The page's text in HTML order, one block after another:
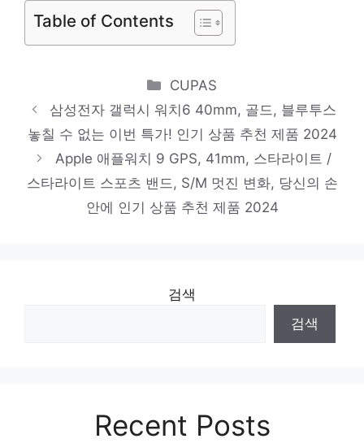
탈 스트랩 풀커버 하드케이스 세트 40 44
지금이 아니면 못 사요! 인기 상품 추천 제품
SPEEDY 15W 고속 무선충전 거치대, 화이트,
1개
제품 2024
DJI 카메라 오즈모 포켓 3
Table of Contents
Categories
CUPAS
삼성전자 갤럭시 워치6 40mm, 골드, 블루투스
놓칠 수 없는 이번 특가! 인기 상품 추천 제품 2024
Apple 애플워치 9 GPS, 41mm, 스타라이트 /
스타라이트 스포츠 밴드, S/M 멋진 변화, 당신의 손
안에 인기 상품 추천 제품 2024
검색
검색
Recent Posts